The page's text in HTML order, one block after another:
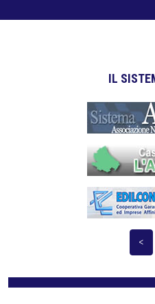
IL
<